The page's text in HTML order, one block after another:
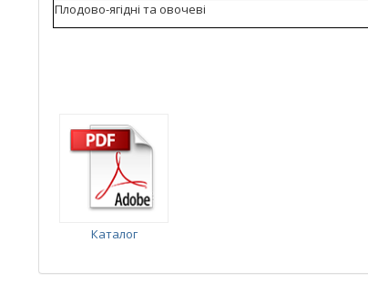
Плодово-ягідні та овочеві
Каталог